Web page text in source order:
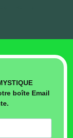
boîte Email